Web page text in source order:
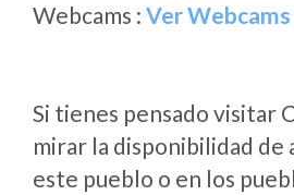
Webcams : Ver Webcams
Si tienes pensado visitar
mirar la disponibilidad de
este pueblo o en los